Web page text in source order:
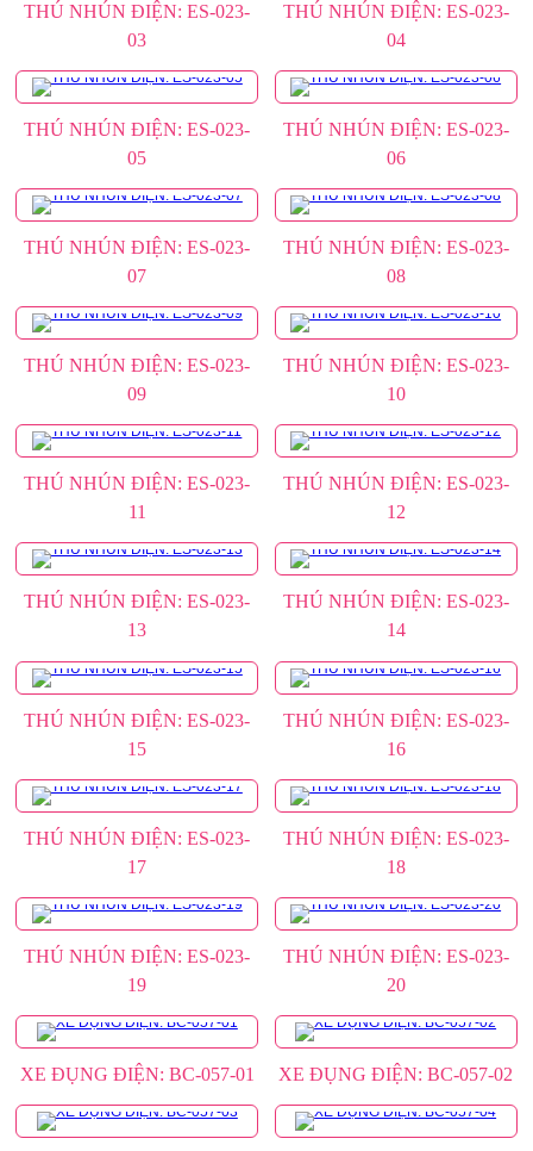
THÚ NHÚN ĐIỆN: ES-023-
03
THÚ NHÚN ĐIỆN: ES-023-
04
THÚ NHÚN ĐIỆN: ES-023-
05
THÚ NHÚN ĐIỆN: ES-023-
06
THÚ NHÚN ĐIỆN: ES-023-
07
THÚ NHÚN ĐIỆN: ES-023-
08
THÚ NHÚN ĐIỆN: ES-023-
09
THÚ NHÚN ĐIỆN: ES-023-
10
THÚ NHÚN ĐIỆN: ES-023-
11
THÚ NHÚN ĐIỆN: ES-023-
12
THÚ NHÚN ĐIỆN: ES-023-
13
THÚ NHÚN ĐIỆN: ES-023-
14
THÚ NHÚN ĐIỆN: ES-023-
15
THÚ NHÚN ĐIỆN: ES-023-
16
THÚ NHÚN ĐIỆN: ES-023-
17
THÚ NHÚN ĐIỆN: ES-023-
18
THÚ NHÚN ĐIỆN: ES-023-
19
THÚ NHÚN ĐIỆN: ES-023-
20
XE ĐỤNG ĐIỆN: BC-057-01 XE ĐỤNG ĐIỆN: BC-057-02